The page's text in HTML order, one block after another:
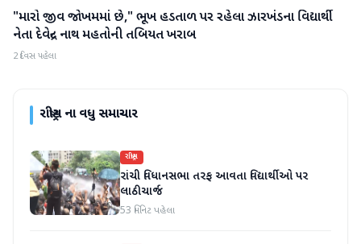
રાષ્ટ્રીય
"મારો જીવ જોખમમાં છે," ભૂખ હડતાળ પર રહેલા ઝારખંડના વિદ્યાર્થી
નેતા દેવેન્દ્ર નાથ મહતોની તબિયત ખરાબ
2 દિવસ પહેલા
રાષ્ટ્રીયના વધુ સમાચાર
રાષ્ટ્રીય
રાંચી વિધાનસભા તરફ આવતા વિદ્યાર્થીઓ પર
લાઠીચાર્જ
53 મિનિટ પહેલા